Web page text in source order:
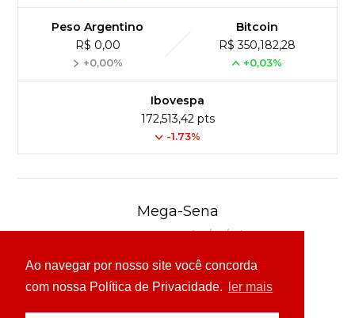
Ao navegar por nosso site você concorda
com nossa Política de Privacidade.
ler mais
Peso Argentino
R$ 0,00
+0,00%
Bitcoin
R$ 350,182,28
+0,03%
Ibovespa
172,513,42 pts
-1.73%
Mega-Sena
Concurso 3041 (06/08/26)
16 21 24 31 43